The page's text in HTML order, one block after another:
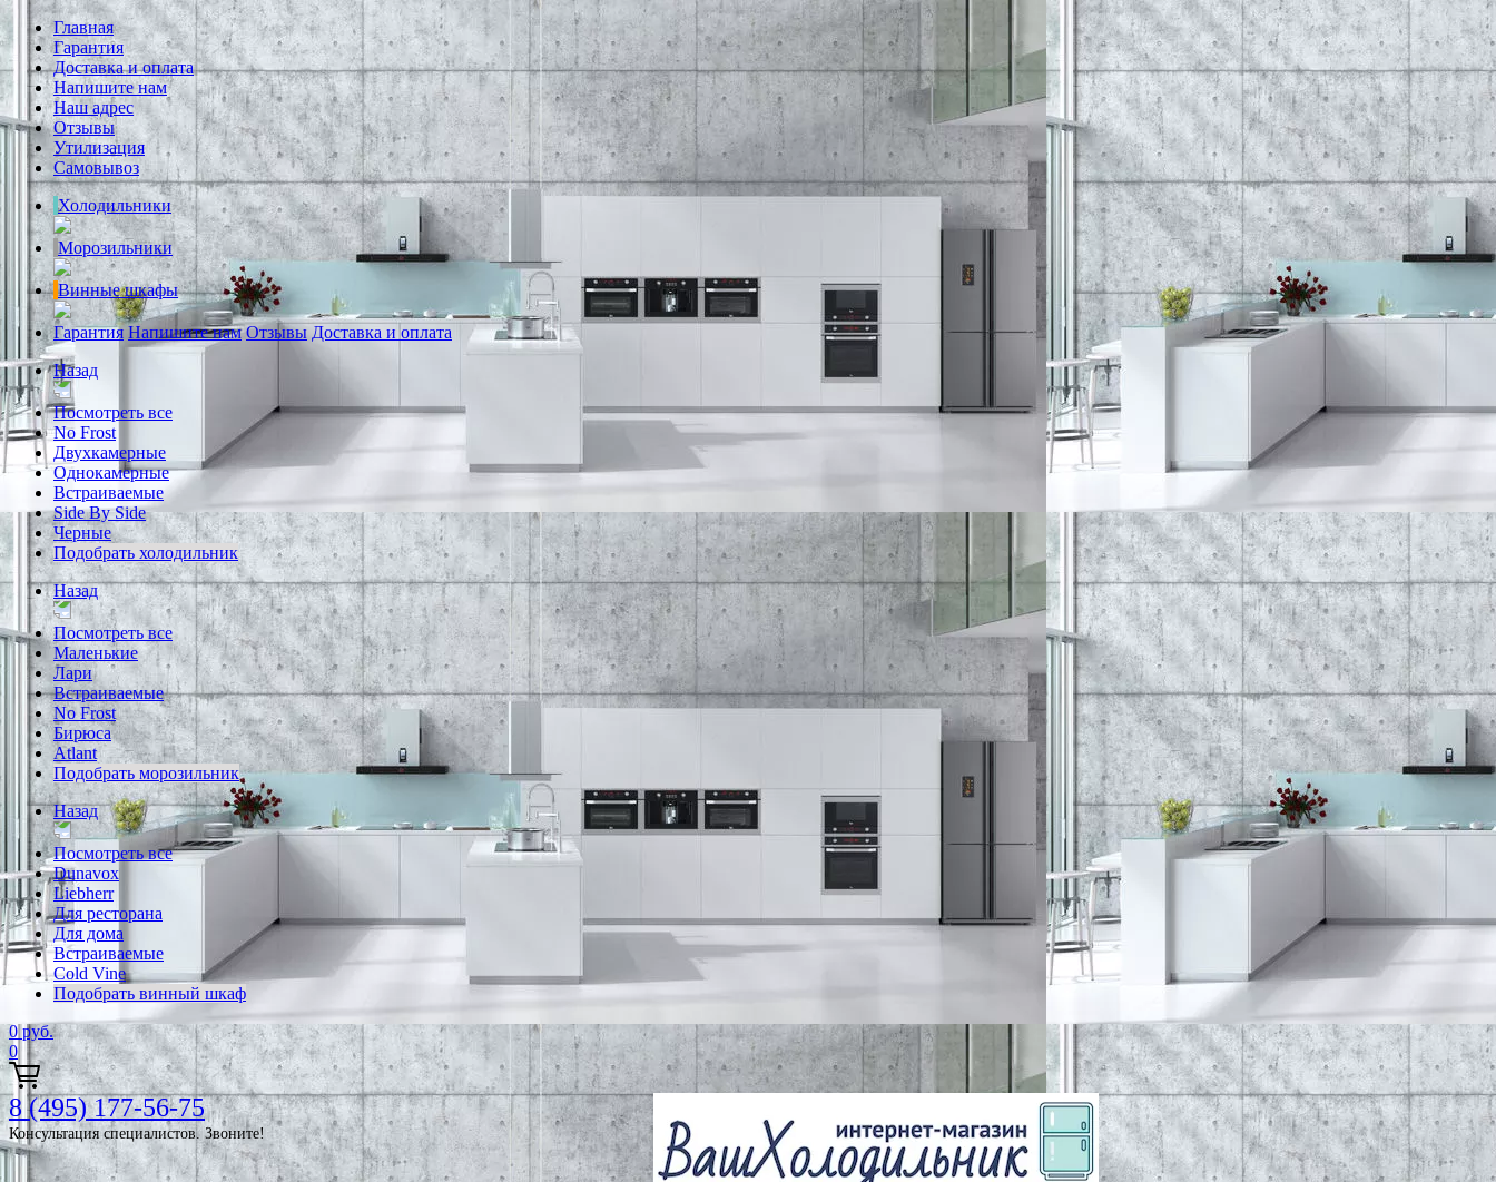
Главная
Гарантия
Доставка и оплата
Напишите нам
Наш адрес
Отзывы
Утилизация
Самовывоз
Холодильники
Морозильники
Винные шкафы
Гарантия Напишите нам Отзывы Доставка и оплата
Назад
Посмотреть все
No Frost
Двухкамерные
Однокамерные
Встраиваемые
Side By Side
Черные
Подобрать холодильник
Назад
Посмотреть все
Маленькие
Лари
Встраиваемые
No Frost
Бирюса
Atlant
Подобрать морозильник
Назад
Посмотреть все
Dunavox
Liebherr
Для ресторана
Для дома
Встраиваемые
Cold Vine
Подобрать винный шкаф
0 руб.
0
8 (495) 177-56-75
Консультация специалистов. Звоните!